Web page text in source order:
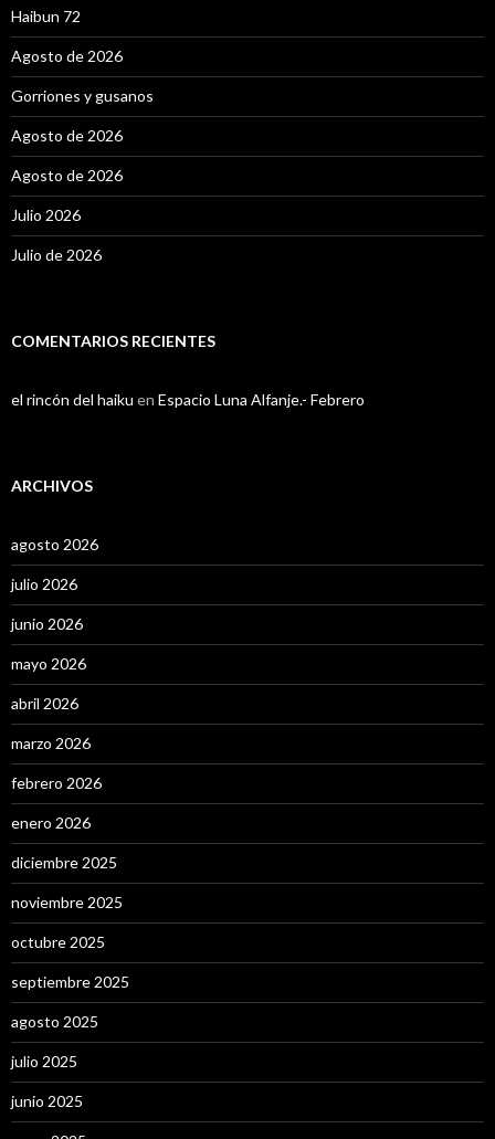
Haibun 72
Agosto de 2026
Gorriones y gusanos
Agosto de 2026
Agosto de 2026
Julio 2026
Julio de 2026
COMENTARIOS RECIENTES
el rincón del haiku en Espacio Luna Alfanje.- Febrero
ARCHIVOS
agosto 2026
julio 2026
junio 2026
mayo 2026
abril 2026
marzo 2026
febrero 2026
enero 2026
diciembre 2025
noviembre 2025
octubre 2025
septiembre 2025
agosto 2025
julio 2025
junio 2025